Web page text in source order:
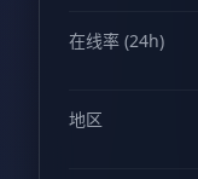
在线率 (24h)
地区